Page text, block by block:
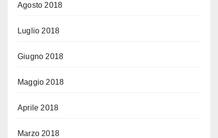
Agosto 2018
Luglio 2018
Giugno 2018
Maggio 2018
Aprile 2018
Marzo 2018